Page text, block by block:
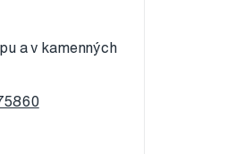
a v kamenných